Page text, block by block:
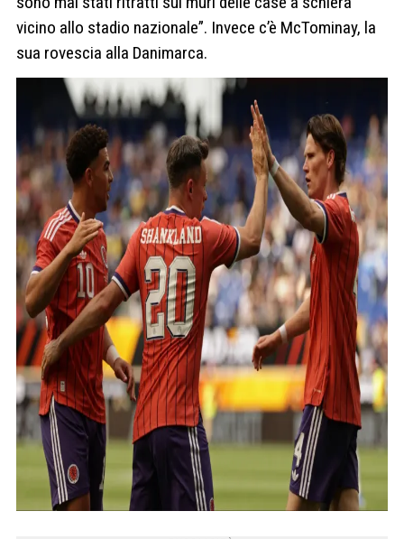
vicino allo stadio nazionale”. Invece c’è McTominay, la
sua rovescia alla Danimarca.